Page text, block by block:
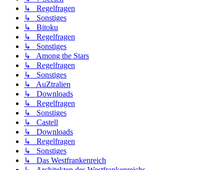
↳ Regelfragen
↳ Sonstiges
↳ Bitoku
↳ Regelfragen
↳ Sonstiges
↳ Among the Stars
↳ Regelfragen
↳ Sonstiges
↳ AuZtralien
↳ Downloads
↳ Regelfragen
↳ Sonstiges
↳ Castell
↳ Downloads
↳ Regelfragen
↳ Sonstiges
↳ Das Westfrankenreich